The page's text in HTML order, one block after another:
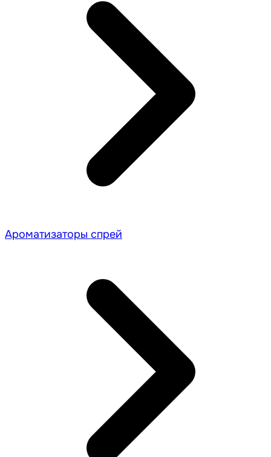
Ароматизаторы спрей